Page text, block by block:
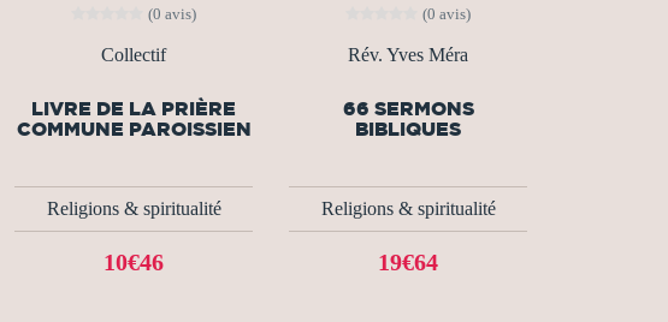
(0 avis)
Collectif
LIVRE DE LA PRIÈRE
COMMUNE PAROISSIEN
Religions & spiritualité
10€46
(0 avis)
Rév. Yves Méra
66 SERMONS
BIBLIQUES
Religions & spiritualité
19€64